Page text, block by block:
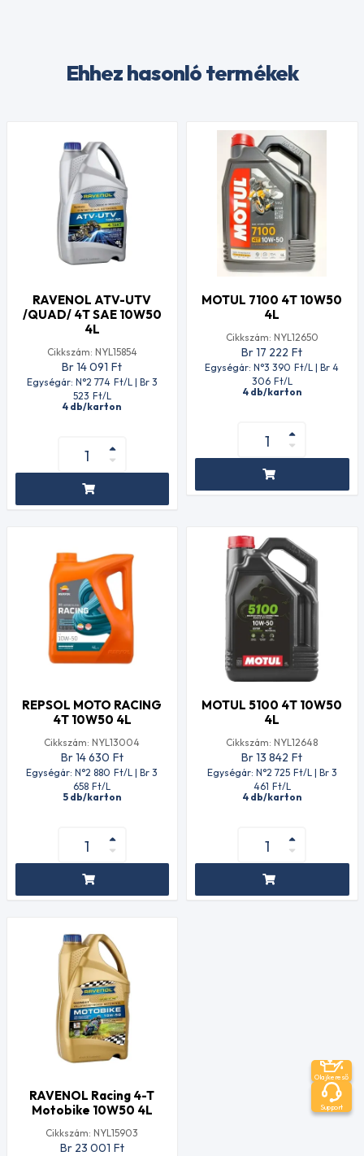
Ehhez hasonló termékek
RAVENOL ATV-UTV
/QUAD/ 4T SAE 10W50
4L
Cikkszám: NYL15854
Br 14 091 Ft
Egységár: N°2 774 Ft/L | Br 3
523 Ft/L
4 db/karton
MOTUL 7100 4T 10W50
4L
Cikkszám: NYL12650
Br 17 222 Ft
Egységár: N°3 390 Ft/L | Br 4
306 Ft/L
4 db/karton
REPSOL MOTO RACING
4T 10W50 4L
Cikkszám: NYL13004
Br 14 630 Ft
Egységár: N°2 880 Ft/L | Br 3
658 Ft/L
5 db/karton
MOTUL 5100 4T 10W50
4L
Cikkszám: NYL12648
Br 13 842 Ft
Egységár: N°2 725 Ft/L | Br 3
461 Ft/L
4 db/karton
RAVENOL Racing 4-T
Motobike 10W50 4L
Cikkszám: NYL15903
Br 23 001 Ft
Olajkereső
Support